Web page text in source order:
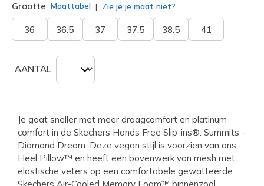
Grootte Maattabel Zie je je maat niet?
36 36.5 37 37.5 38.5 41
AANTAL
Je gaat sneller met meer draagcomfort en platinum
comfort in de Skechers Hands Free Slip-ins®: Summits -
Diamond Dream. Deze vegan stijl is voorzien van ons
Heel Pillow™ en heeft een bovenwerk van mesh met
elastische veters op een comfortabele gewatteerde